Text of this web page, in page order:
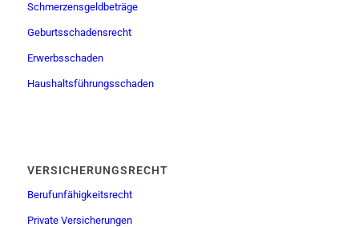
Schmerzensgeldbeträge
Geburtsschadensrecht
Erwerbsschaden
Haushaltsführungsschaden
VERSICHERUNGSRECHT
Berufunfähigkeitsrecht
Private Versicherungen